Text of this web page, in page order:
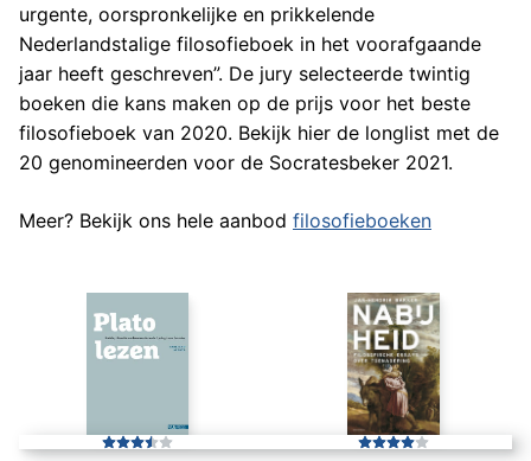
urgente, oorspronkelijke en prikkelende
Nederlandstalige filosofieboek in het voorafgaande
jaar heeft geschreven”. De jury selecteerde twintig
boeken die kans maken op de prijs voor het beste
filosofieboek van 2020. Bekijk hier de longlist met de
20 genomineerden voor de Socratesbeker 2021.
Meer? Bekijk ons hele aanbod filosofieboeken